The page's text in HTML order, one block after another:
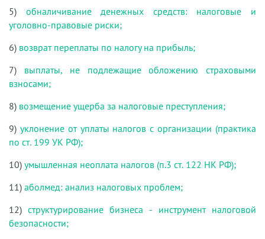
5) обналичивание денежных средств: налоговые и
уголовно-правовые риски;
6) возврат переплаты по налогу на прибыль;
7) выплаты, не подлежащие обложению страховыми
взносами;
8) возмещение ущерба за налоговые преступления;
9) уклонение от уплаты налогов с организации (практика
по ст. 199 УК РФ);
10) умышленная неоплата налогов (п.3 ст. 122 НК РФ);
11) аболмед: анализ налоговых проблем;
12) структурирование бизнеса - инструмент налоговой
безопасности;